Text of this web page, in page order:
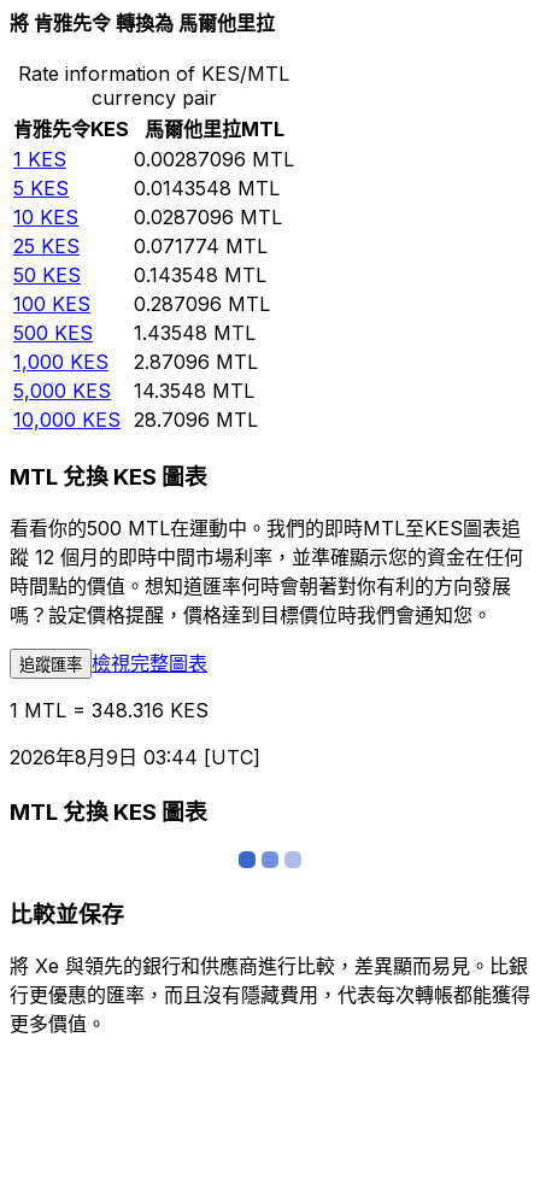
將 肯雅先令 轉換為 馬爾他里拉
Rate information of KES/MTL
currency pair
肯雅先令KES 馬爾他里拉MTL
1 KES 0.00287096 MTL
5 KES 0.0143548 MTL
10 KES 0.0287096 MTL
25 KES 0.071774 MTL
50 KES 0.143548 MTL
100 KES 0.287096 MTL
500 KES 1.43548 MTL
1,000 KES 2.87096 MTL
5,000 KES 14.3548 MTL
10,000 KES 28.7096 MTL
MTL 兌換 KES 圖表
看看你的500 MTL在運動中。我們的即時MTL至KES圖表追
蹤 12 個月的即時中間市場利率，並準確顯示您的資金在任何
時間點的價值。想知道匯率何時會朝著對你有利的方向發展
嗎？設定價格提醒，價格達到目標價位時我們會通知您。
追蹤匯率 檢視完整圖表
1 MTL = 348.316 KES
2026年8月9日 03:44 [UTC]
MTL 兌換 KES 圖表
比較並保存
將 Xe 與領先的銀行和供應商進行比較，差異顯而易見。比銀
行更優惠的匯率，而且沒有隱藏費用，代表每次轉帳都能獲得
更多價值。